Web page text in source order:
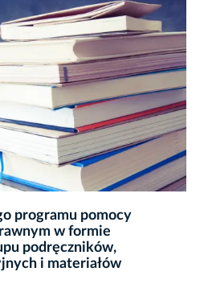
programu pomocy
w formie
podręczników,
i materiałów